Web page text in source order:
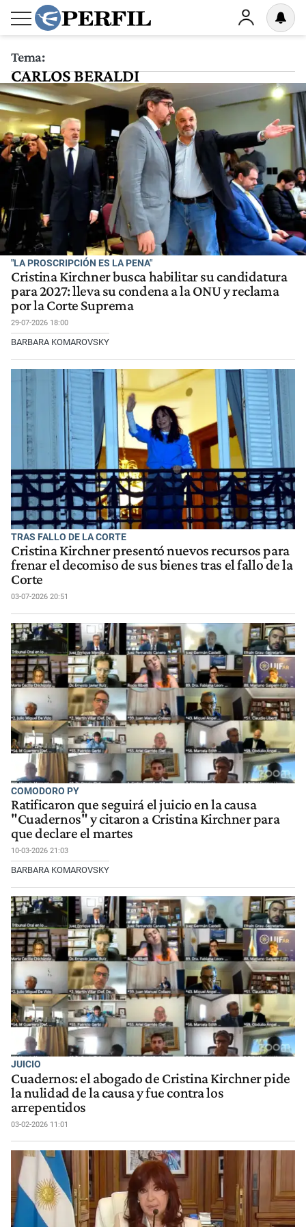
Tema:
CARLOS BERALDI
"LA PROSCRIPCIÓN ES LA PENA"
Cristina Kirchner busca habilitar su candidatura
para 2027: lleva su condena a la ONU y reclama
por la Corte Suprema
29-07-2026 18:00
BARBARA KOMAROVSKY
TRAS FALLO DE LA CORTE
Cristina Kirchner presentó nuevos recursos para
frenar el decomiso de sus bienes tras el fallo de la
Corte
03-07-2026 20:51
COMODORO PY
Ratificaron que seguirá el juicio en la causa
"Cuadernos" y citaron a Cristina Kirchner para
que declare el martes
10-03-2026 21:03
BARBARA KOMAROVSKY
JUICIO
Cuadernos: el abogado de Cristina Kirchner pide
la nulidad de la causa y fue contra los
arrepentidos
03-02-2026 11:01